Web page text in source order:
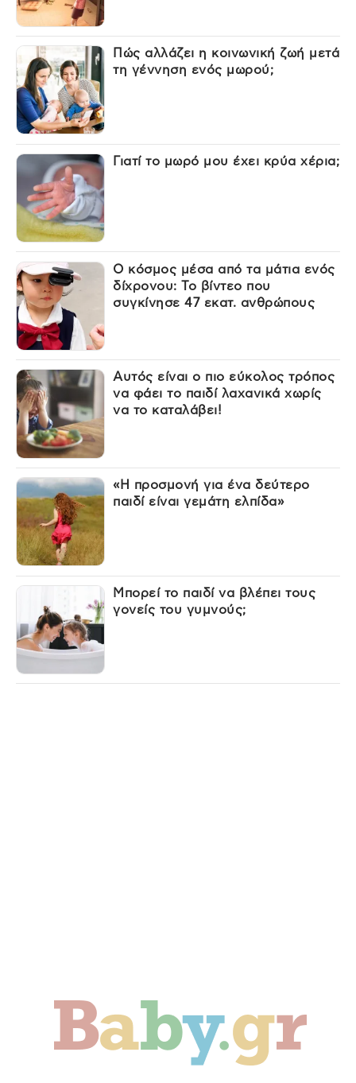
Πώς αλλάζει η κοινωνική ζωή μετά
τη γέννηση ενός μωρού;
Γιατί το μωρό μου έχει κρύα χέρια;
Ο κόσμος μέσα από τα μάτια ενός
δίχρονου: Το βίντεο που
συγκίνησε 47 εκατ. ανθρώπους
Αυτός είναι ο πιο εύκολος τρόπος
να φάει το παιδί λαχανικά χωρίς
να το καταλάβει!
«Η προσμονή για ένα δεύτερο
παιδί είναι γεμάτη ελπίδα»
Μπορεί το παιδί να βλέπει τους
γονείς του γυμνούς;